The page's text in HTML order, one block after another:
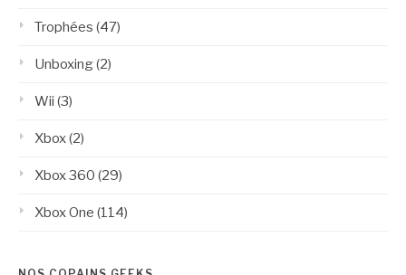
Trophées (47)
Unboxing(2)
Wii (3)
Xbox(2)
Xbox 360 (29)
Xbox One (114)